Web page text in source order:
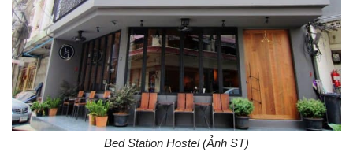
Bed Station Hostel (Ảnh ST)